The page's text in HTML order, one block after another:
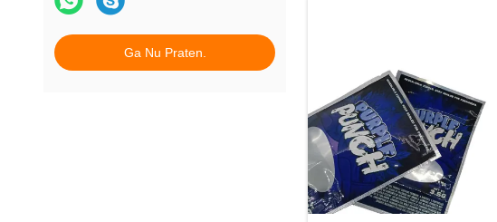
Ga Nu Praten.